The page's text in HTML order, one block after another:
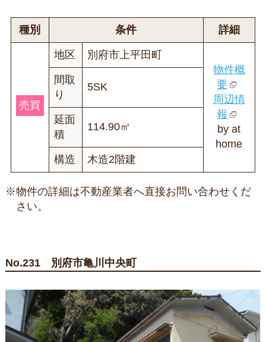
種別 条件 詳細
売買
地区
別府市上平田町
物件概
要
周辺情
報
by at
home
間取
り
5SK
延面
積
114.90㎡
構造 木造2階建
※物件の詳細は不動産業者へ直接お問い合わせくだ
さい。
No.231 別府市亀川中央町